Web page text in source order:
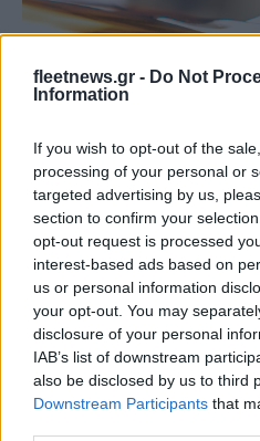
fleetnews.gr - Do Not
Information
If you wish to opt-out of the
processing of your personal or
targeted advertising by us,
section to confirm your
opt-out request is processed
interest-based ads based on
us or personal information
your opt-out. You may
disclosure of your personal
IAB’s list of downstream
also be disclosed by us to third
Downstream Participants that
Για100 χρόνια, η Bentley έχει
Grand Touring. Η διατήρηση της
παροχή εξαιρετικών
προσελκύσει υπάρχοντες και
που αναζητούν κοινωνικά
πρωτοπόρες σε κάθε τομέα
αειφορίας. Η στρατηγική
αποτελώντας εχέγγυο για το
Δείτε εδώ το videoμε την
στρατηγικής της Bentley,